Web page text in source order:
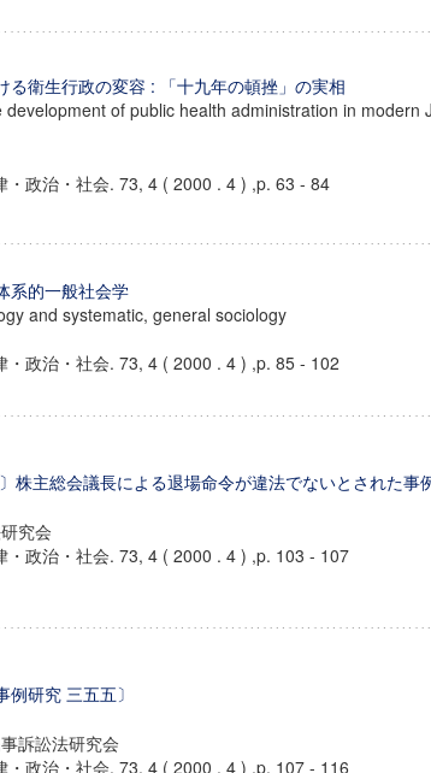
点
る衛生行政の変容 : 「十九年の頓挫」の実相
development of public health administration in modern
・政治・社会. 73, 4 ( 2000 . 4 ) ,p. 63 - 84
系的一般社会学
and systematic, general sociology
・政治・社会. 73, 4 ( 2000 . 4 ) ,p. 85 - 102
〕株主総会議長による退場命令が違法でないとされた事
究会
・政治・社会. 73, 4 ( 2000 . 4 ) ,p. 103 - 107
例研究 三五五〕
訴訟法研究会
・政治・社会. 73, 4 ( 2000 . 4 ) ,p. 107 - 116